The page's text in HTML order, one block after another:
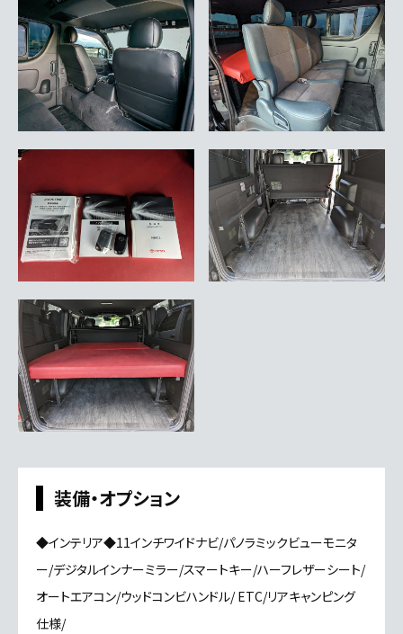
装備・オプション
◆インテリア◆11インチワイドナビ/パノラミックビューモニタ
ー/デジタルインナーミラー/スマートキー/ハーフレザーシート/
オートエアコン/ウッドコンビハンドル/ ETC/リアキャンピング
仕様/